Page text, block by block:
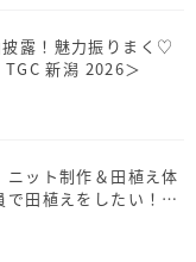
露！魅力振りまく♡
新潟 2026＞
ット制作＆田植え体
田植えをしたい！」
新潟 2026＞